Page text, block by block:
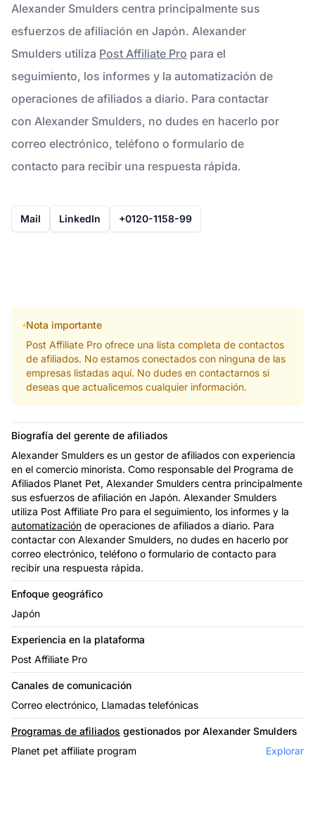
Alexander Smulders centra principalmente sus
esfuerzos de afiliación en Japón. Alexander
Smulders utiliza Post Affiliate Pro para el
seguimiento, los informes y la automatización de
operaciones de afiliados a diario. Para contactar
con Alexander Smulders, no dudes en hacerlo por
correo electrónico, teléfono o formulario de
contacto para recibir una respuesta rápida.
Mail LinkedIn +0120-1158-99
Nota importante
Post Affiliate Pro ofrece una lista completa de contactos
de afiliados. No estamos conectados con ninguna de las
empresas listadas aquí. No dudes en contactarnos si
deseas que actualicemos cualquier información.
Biografía del gerente de afiliados
Alexander Smulders es un gestor de afiliados con experiencia
en el comercio minorista. Como responsable del Programa de
Afiliados Planet Pet, Alexander Smulders centra principalmente
sus esfuerzos de afiliación en Japón. Alexander Smulders
utiliza Post Affiliate Pro para el seguimiento, los informes y la
automatización de operaciones de afiliados a diario. Para
contactar con Alexander Smulders, no dudes en hacerlo por
correo electrónico, teléfono o formulario de contacto para
recibir una respuesta rápida.
Enfoque geográfico
Japón
Experiencia en la plataforma
Post Affiliate Pro
Canales de comunicación
Correo electrónico, Llamadas telefónicas
Programas de afiliados gestionados por Alexander Smulders
Planet pet affiliate program
Explorar